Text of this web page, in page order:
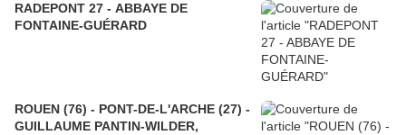
RADEPONT 27 - ABBAYE DE
FONTAINE-GUÉRARD
ROUEN (76) - PONT-DE-L'ARCHE (27) -
GUILLAUME PANTIN-WILDER,